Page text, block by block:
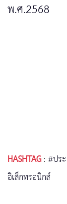
พ.ศ.2568
HASHTAG:#ปร
อิเล็กทรอนิกส์